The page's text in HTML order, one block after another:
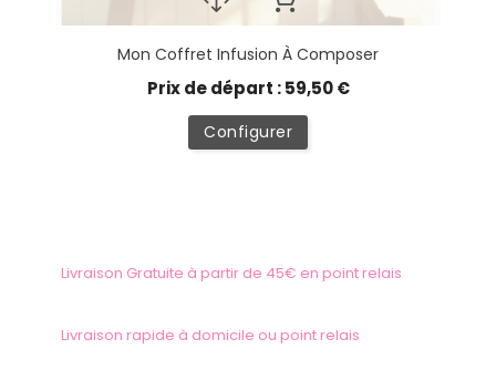
Mon Coffret Infusion À Composer
Prix de départ : 59,50 €
Configurer
Livraison Gratuite à partir de 45€ en point relais
Livraison rapide à domicile ou point relais